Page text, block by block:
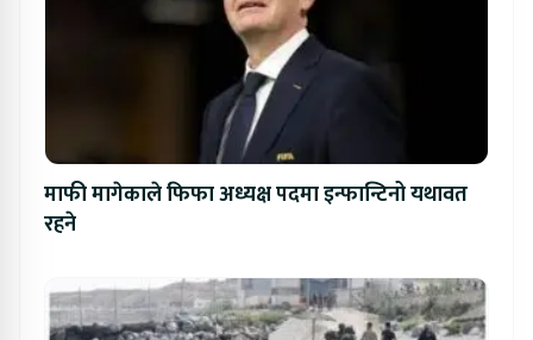
माफी मागेकाले फिफा अध्यक्ष पदमा इन्फान्टिनो यथावत
रहने